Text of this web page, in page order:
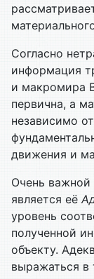
Согласно
информация
и макромира
первична, а
независимо
движения и
Очень
является её
уровень
полученной
объекту.
выражаться в